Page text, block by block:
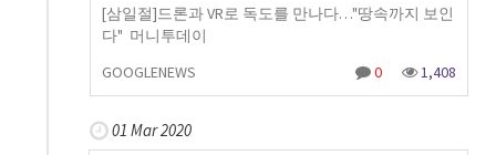
[삼일절]드론과 VR로 독도를 만나다…"땅속까지 보인
다" 머니투데이
GOOGLENEWS
0 1,408
01 Mar 2020